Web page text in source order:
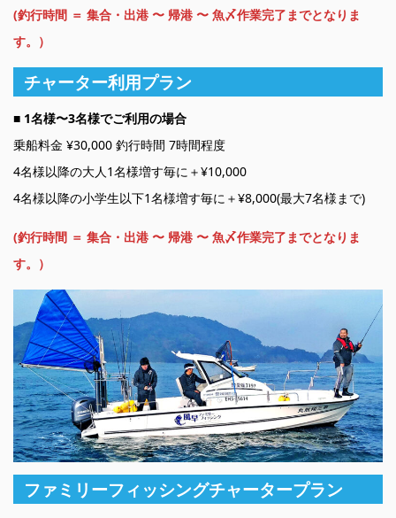
(釣行時間 ＝ 集合・出港 〜 帰港 〜 魚〆作業完了までとなりま
す。）
チャーター利用プラン
■ 1名様〜3名様でご利用の場合
乗船料金 ¥30,000 釣行時間 7時間程度
4名様以降の大人1名様増す毎に＋¥10,000
4名様以降の小学生以下1名様増す毎に＋¥8,000(最大7名様まで)
(釣行時間 ＝ 集合・出港 〜 帰港 〜 魚〆作業完了までとなりま
す。）
ファミリーフィッシングチャータープラン